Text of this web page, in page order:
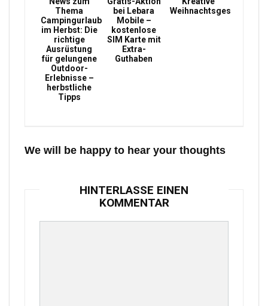
Thema
Campingurlaub
im Herbst: Die
richtige
Ausrüstung
für gelungene
Outdoor-
Erlebnisse –
herbstliche
Tipps
bei Lebara
Mobile –
kostenlose
SIM Karte mit
Extra-
Guthaben
Weihnachtsgeschenke
We will be happy to hear your thoughts
HINTERLASSE EINEN
KOMMENTAR